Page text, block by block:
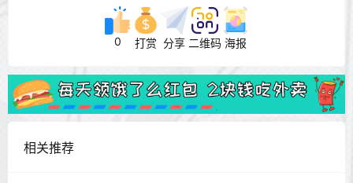
0 打赏 分享 二维码 海报
相关推荐